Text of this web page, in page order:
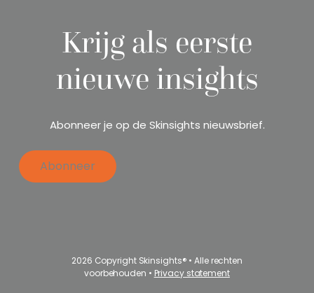
Krijg als eerste
nieuwe insights
Abonneer je op de Skinsights nieuwsbrief.
Abonneer
2026 Copyright Skinsights® • Alle rechten
voorbehouden • Privacy statement